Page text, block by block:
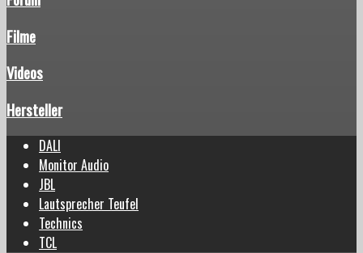
Filme
Videos
Hersteller
DALI
Monitor Audio
JBL
Lautsprecher Teufel
Technics
TCL